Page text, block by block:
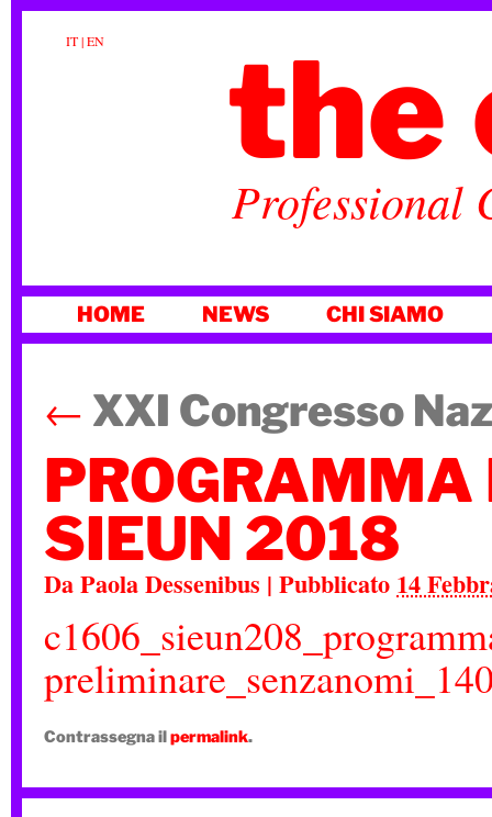
IT|EN the
Professional
AL
HOME NEWS CHI SIAMO
← XXI Congresso
SIEUN 2018
DaPaola Dessenibus | Pubblicato 14
Contrassegna ilpermalink.